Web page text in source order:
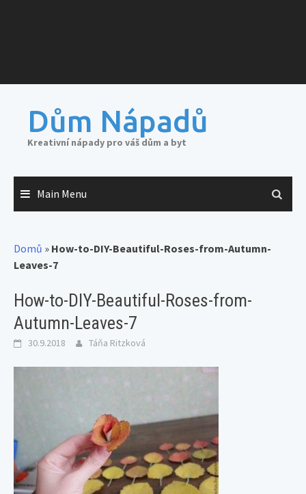
Dům Nápadů
Kreativní nápady pro váš dům a byt
Main Menu
Domů » How-to-DIY-Beautiful-Roses-from-Autumn-
Leaves-7
How-to-DIY-Beautiful-Roses-from-
Autumn-Leaves-7
30.9.2018 Táňa Ritzková